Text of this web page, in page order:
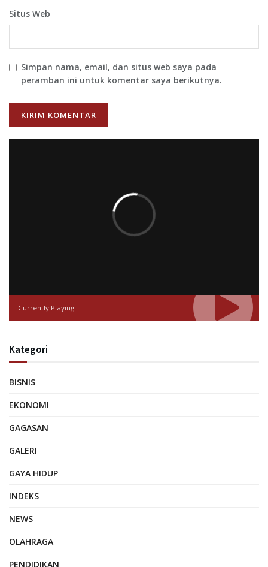
Situs Web
Simpan nama, email, dan situs web saya pada
peramban ini untuk komentar saya berikutnya.
Currently Playing
Kategori
BISNIS
EKONOMI
GAGASAN
GALERI
GAYA HIDUP
INDEKS
NEWS
OLAHRAGA
PENDIDIKAN